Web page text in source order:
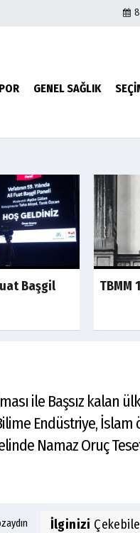
GENEL SAĞLIK
Başgil
TBMM
ile Başsız kalan
Endüstriye, İslam
Namaz Oruç
İlginizi